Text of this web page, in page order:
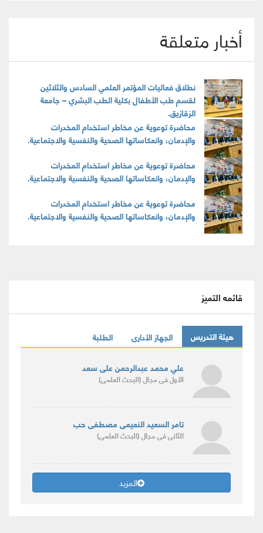
أخبار متعلقة
نطلاق فعاليات المؤتمر العلمي السادس والثلاثين
لقسم طب الأطفال بكلية الطب البشري – جامعة
الزقازيق.
محاضرة توعوية عن مخاطر استخدام المخدرات
والإدمان، وانعكاساتها الصحية والنفسية والاجتماعية.
محاضرة توعوية عن مخاطر استخدام المخدرات
والإدمان، وانعكاساتها الصحية والنفسية والاجتماعية.
محاضرة توعوية عن مخاطر استخدام المخدرات
والإدمان، وانعكاساتها الصحية والنفسية والاجتماعية.
قائمه التميز
هيئة التدريس الجهاز الأدارى الطلبة
علي محمد عبدالرحمن على سعد
الأولفى مجال(البحث العلمى)
تامر السعيد النعيمى مصطفى حب
الثانىفى مجال(البحث العلمى)
المزيد